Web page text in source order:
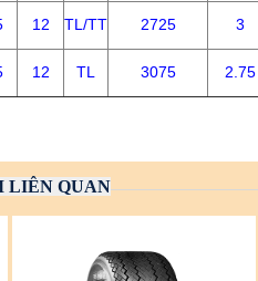
12 TL/TT 2725 3
12 TL 3075 2.75
LIÊN QUAN